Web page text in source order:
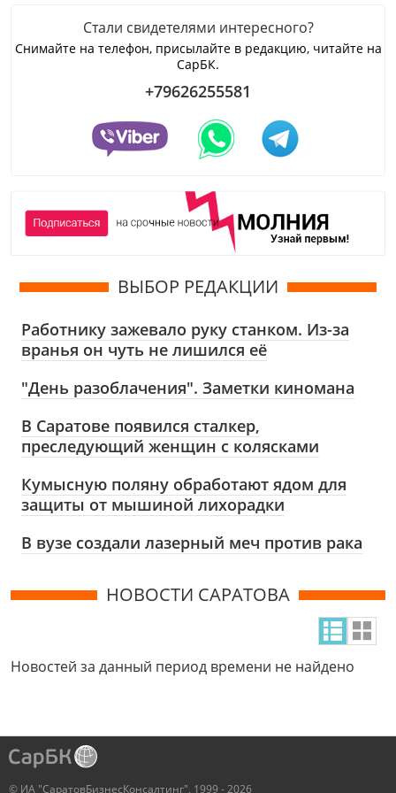
Стали свидетелями интересного?
Снимайте на телефон, присылайте в редакцию, читайте на
СарБК.
+79626255581
ВЫБОР РЕДАКЦИИ
Работнику зажевало руку станком. Из-за
вранья он чуть не лишился её
"День разоблачения". Заметки киномана
В Саратове появился сталкер,
преследующий женщин с колясками
Кумысную поляну обработают ядом для
защиты от мышиной лихорадки
В вузе создали лазерный меч против рака
НОВОСТИ САРАТОВА
Новостей за данный период времени не найдено
© ИА "СаратовБизнесКонсалтинг", 1999 - 2026